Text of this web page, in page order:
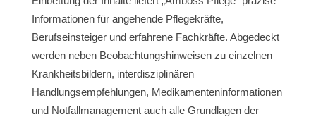
Informationen für angehende Pflegekräfte,
Berufseinsteiger und erfahrene Fachkräfte. Abgedeckt
werden neben Beobachtungshinweisen zu einzelnen
Krankheitsbildern, interdisziplinären
Handlungsempfehlungen, Medikamenteninformationen
und Notfallmanagement auch alle Grundlagen der